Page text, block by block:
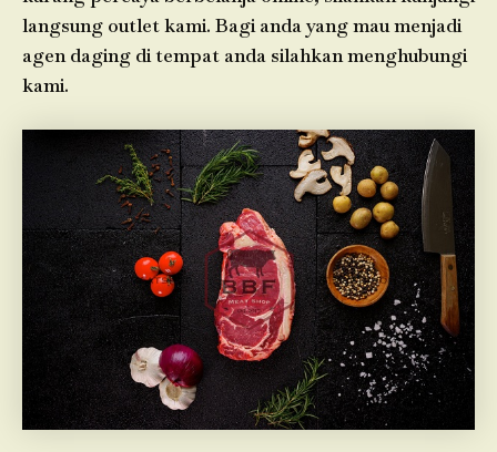
langsung outlet kami. Bagi anda yang mau menjadi
agen daging di tempat anda silahkan menghubungi
kami.